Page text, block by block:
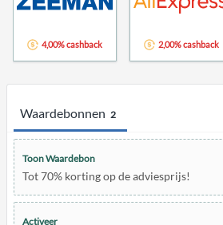
Waardebonnen 2
Toon Waardebon
Tot 70% korting op de adviesprijs!
Activeer
4,00% cashback 2,00% cashback